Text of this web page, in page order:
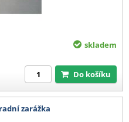
skladem
Do košíku
zarážka